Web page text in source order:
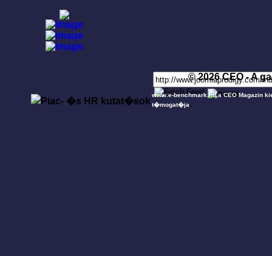
© 2026 CEO - A
www.e-benchmark.hu a CEO Magazin
t�mogat�ja.